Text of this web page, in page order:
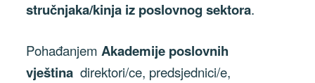
stručnjaka/kinja iz poslovnog sektora.
Pohađanjem Akademije poslovnih
vještina direktori/ce, predsjednici/e,